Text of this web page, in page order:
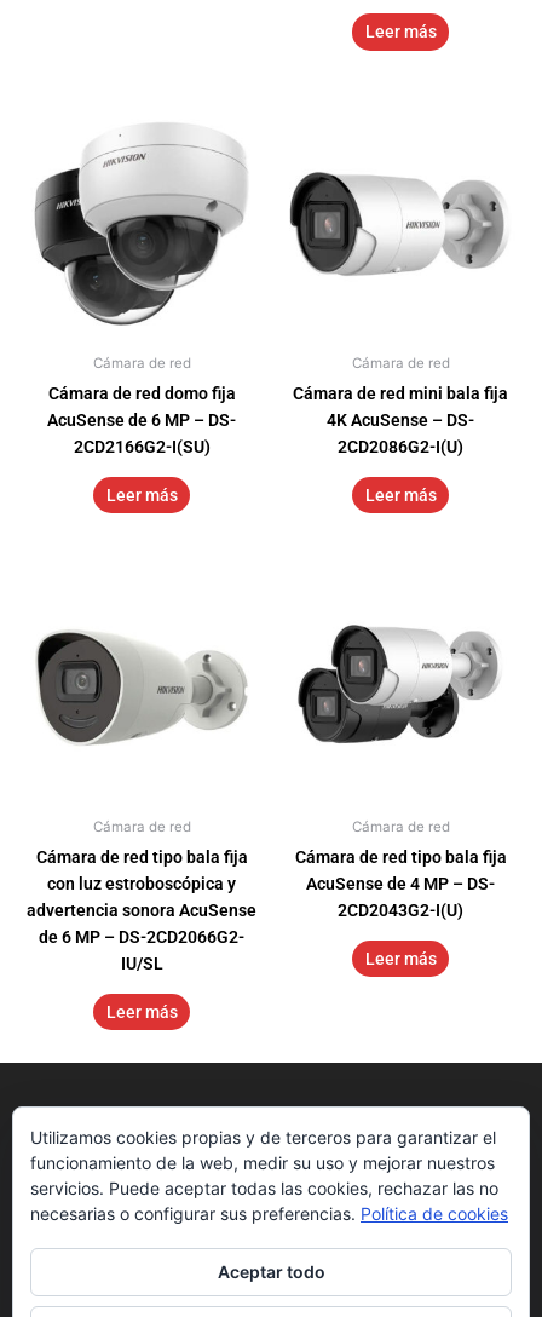
Leer más
Cámara de red
Cámara de red domo fija
AcuSense de 6 MP – DS-
2CD2166G2-I(SU)
Leer más
Cámara de red
Cámara de red mini bala fija
4K AcuSense – DS-
2CD2086G2-I(U)
Leer más
Cámara de red
Cámara de red tipo bala fija
con luz estroboscópica y
advertencia sonora AcuSense
de 6 MP – DS-2CD2066G2-
IU/SL
Leer más
Cámara de red
Cámara de red tipo bala fija
AcuSense de 4 MP – DS-
2CD2043G2-I(U)
Leer más
Nosotros Get Started Downloads
Utilizamos cookies propias y de terceros para garantizar el
funcionamiento de la web, medir su uso y mejorar nuestros
servicios. Puede aceptar todas las cookies, rechazar las no
necesarias o configurar sus preferencias. Política de cookies
Aceptar todo